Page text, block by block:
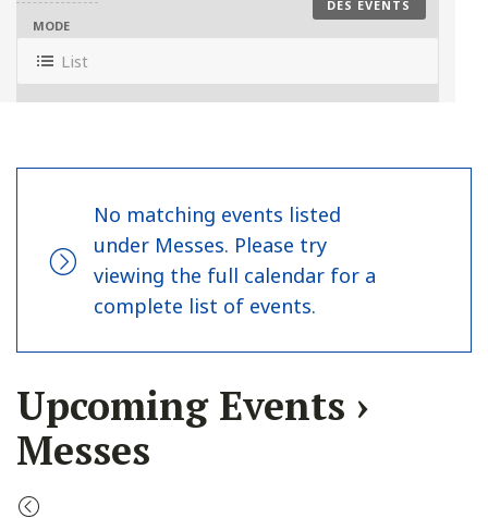
DES EVENTS
Views
Navigation
MODE
List
No matching events listed
under Messes. Please try
viewing the full calendar for a
complete list of events.
Upcoming Events ›
Messes